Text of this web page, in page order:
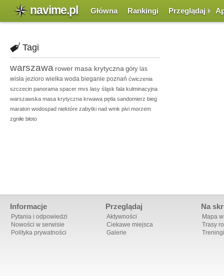
navime.pl Główna Rankingi Przeglądaj
Tagi
warszawa rower masa krytyczna góry las
wisła jezioro wielka woda bieganie poznań ćwiczenia
szczecin panorama spacer mvs lasy śląsk fala kulminacyjna
warszawska masa krytyczna krwawa pętla sandomierz bieg
maraton wodospad niektóre zabytki nad wmk pivi morzem
zgniłe błoto
Informacje
Pytania i odpowiedzi
Nowości w serwisie
Polityka prywatności
Przeglądaj
Aktywności
Ciekawe miejsca
Galerie
Na
Mapa
Trasy